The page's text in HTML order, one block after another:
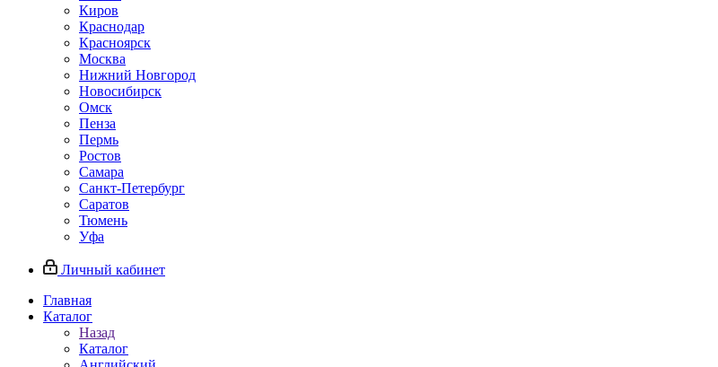
Киров
Краснодар
Красноярск
Москва
Нижний Новгород
Новосибирск
Омск
Пенза
Пермь
Ростов
Самара
Санкт-Петербург
Саратов
Тюмень
Уфа
Личный кабинет
Главная
Каталог
Назад
Каталог